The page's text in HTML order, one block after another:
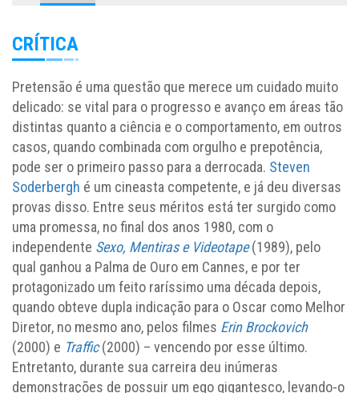
CRÍTICA
Pretensão é uma questão que merece um cuidado muito
delicado: se vital para o progresso e avanço em áreas tão
distintas quanto a ciência e o comportamento, em outros
casos, quando combinada com orgulho e prepotência,
pode ser o primeiro passo para a derrocada. Steven
Soderbergh é um cineasta competente, e já deu diversas
provas disso. Entre seus méritos está ter surgido como
uma promessa, no final dos anos 1980, com o
independente Sexo, Mentiras e Videotape(1989), pelo
qual ganhou a Palma de Ouro em Cannes, e por ter
protagonizado um feito raríssimo uma década depois,
quando obteve dupla indicação para o Oscar como Melhor
Diretor, no mesmo ano, pelos filmes Erin Brockovich
(2000) e Traffic(2000) – vencendo por esse último.
Entretanto, durante sua carreira deu inúmeras
demonstrações de possuir um ego gigantesco, levando-o